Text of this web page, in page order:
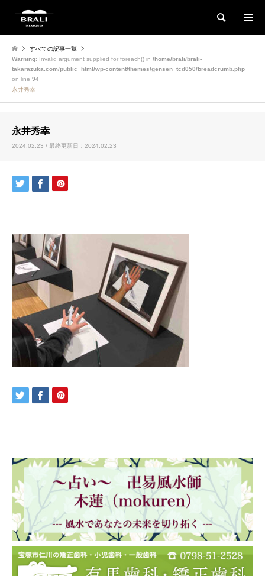
検索
すべての記事一覧
Warning: Invalid argument supplied for foreach() in /home/brali/brali-
takarazuka.com/public_html/wp-content/themes/gensen_tcd050/breadcrumb.php
on line 94
永井秀幸
永井秀幸
2024.02.23 / 最終更新日：2024.02.23